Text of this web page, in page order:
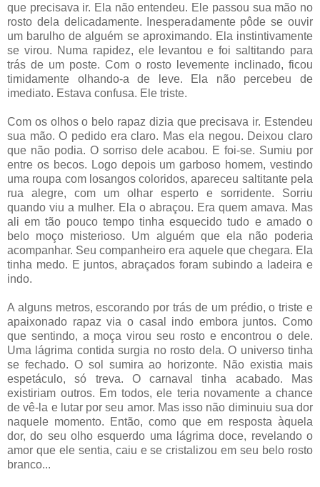
que precisava ir. Ela não entendeu. Ele passou sua mão no
rosto dela delicadamente. Inesperadamente pôde se ouvir
um barulho de alguém se aproximando. Ela instintivamente
se virou. Numa rapidez, ele levantou e foi saltitando para
trás de um poste. Com o rosto levemente inclinado, ficou
timidamente olhando-a de leve. Ela não percebeu de
imediato. Estava confusa. Ele triste.
Com os olhos o belo rapaz dizia que precisava ir. Estendeu
sua mão. O pedido era claro. Mas ela negou. Deixou claro
que não podia. O sorriso dele acabou. E foi-se. Sumiu por
entre os becos. Logo depois um garboso homem, vestindo
uma roupa com losangos coloridos, apareceu saltitante pela
rua alegre, com um olhar esperto e sorridente. Sorriu
quando viu a mulher. Ela o abraçou. Era quem amava. Mas
ali em tão pouco tempo tinha esquecido tudo e amado o
belo moço misterioso. Um alguém que ela não poderia
acompanhar. Seu companheiro era aquele que chegara. Ela
tinha medo. E juntos, abraçados foram subindo a ladeira e
indo.
A alguns metros, escorando por trás de um prédio, o triste e
apaixonado rapaz via o casal indo embora juntos. Como
que sentindo, a moça virou seu rosto e encontrou o dele.
Uma lágrima contida surgia no rosto dela. O universo tinha
se fechado. O sol sumira ao horizonte. Não existia mais
espetáculo, só treva. O carnaval tinha acabado. Mas
existiriam outros. Em todos, ele teria novamente a chance
de vê-la e lutar por seu amor. Mas isso não diminuiu sua dor
naquele momento. Então, como que em resposta àquela
dor, do seu olho esquerdo uma lágrima doce, revelando o
amor que ele sentia, caiu e se cristalizou em seu belo rosto
branco...